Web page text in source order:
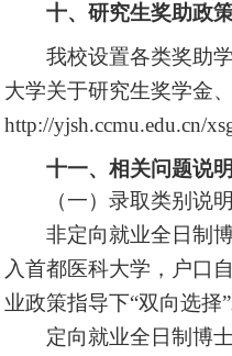
十、研究生奖助政
我校设置各类奖助
大学关于研究生奖学金
http://yjsh.ccmu.edu.cn/
十一、相关问题说明
（一）录取类别说明
非定向就业全日制
入首都医科大学，户口
业政策指导下“双向选择”
定向就业全日制博